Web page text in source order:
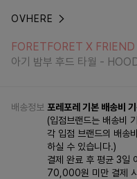
OVHERE
아기 밤부 후드 타월 -
FORETFORET X FRIEND
아기 밤부 후드 타월 -
배송정보 포레포레 기본 배송비
(입점브랜드는 배송비
각 입점 브랜드의 배송
하실 수 있습니다.)
결제 완료 후 평균 3일
70,000원 미만 결제